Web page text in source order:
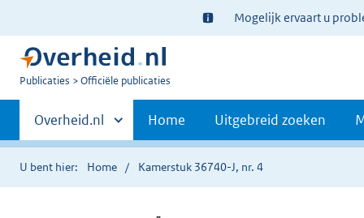
Ter
informatie:
Mogelijk ervaart u
U
Publicaties Officiële publicaties
Primaire
navigatie
Andere
sites
binnen
Overheid.nl Home Uitgebreid zoeken
U bent hier: Home Kamerstuk 36740-J, nr. 4